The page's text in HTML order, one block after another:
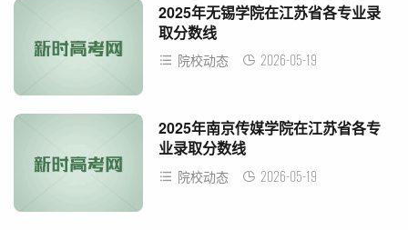
2025年无锡学院在江苏省各专业录
取分数线
院校动态 2026-05-19
2025年南京传媒学院在江苏省各专
业录取分数线
院校动态 2026-05-19